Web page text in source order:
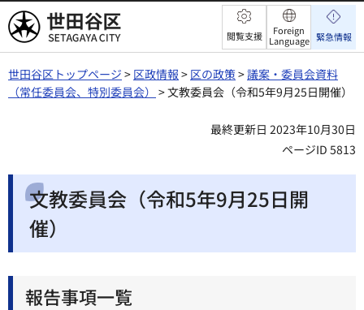
世田谷区 閲覧支援
Foreign
Language 緊急情報
世田谷区トップページ > 区政情報 > 区の政策>議案・委員会資料
（常任委員会、特別委員会） > 文教委員会（令和5年9月25日開催）
最終更新日 2023年10月30日
ページID 5813
文教委員会（令和5年9月25日開
催）
報告事項一覧